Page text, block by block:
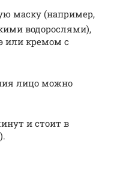
маску (например,
водорослями),
или кремом с
лицо можно
и стоит в